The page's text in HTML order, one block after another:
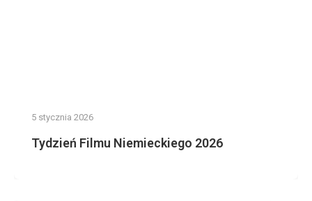
5 stycznia 2026
Tydzień Filmu Niemieckiego 2026